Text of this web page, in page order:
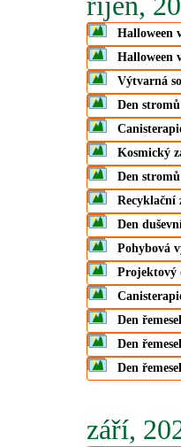
Halloween
Halloween
Výtvarná
Den
Kosmický
Den stromů
Recyklační
Den
Pohybová
Projektový
Den
Den
Den řemesel
září,